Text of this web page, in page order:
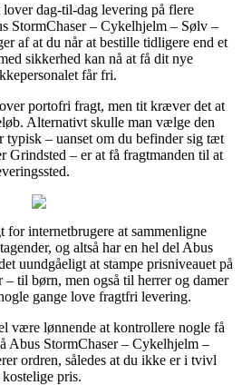
lover dag-til-dag levering på flere
StormChaser – Cykelhjelm – Sølv –
af at du når at bestille tidligere end et
sikkerhed kan nå at få dit nye
får fri.
portofri fragt, men tit kræver det at
Alternativt skulle man vælge den
typisk – uanset om du befinder sig tæt
Grindsted – er at få fragtmanden til at
internetbrugere at sammenligne
og altså har en hel del Abus
uundgåeligt at stampe prisniveauet på
til børn, men også til herrer og damer
gange love fragtfri levering.
være lønnende at kontrollere nogle få
Abus StormChaser – Cykelhjelm –
ordren, således at du ikke er i tvivl
pris.